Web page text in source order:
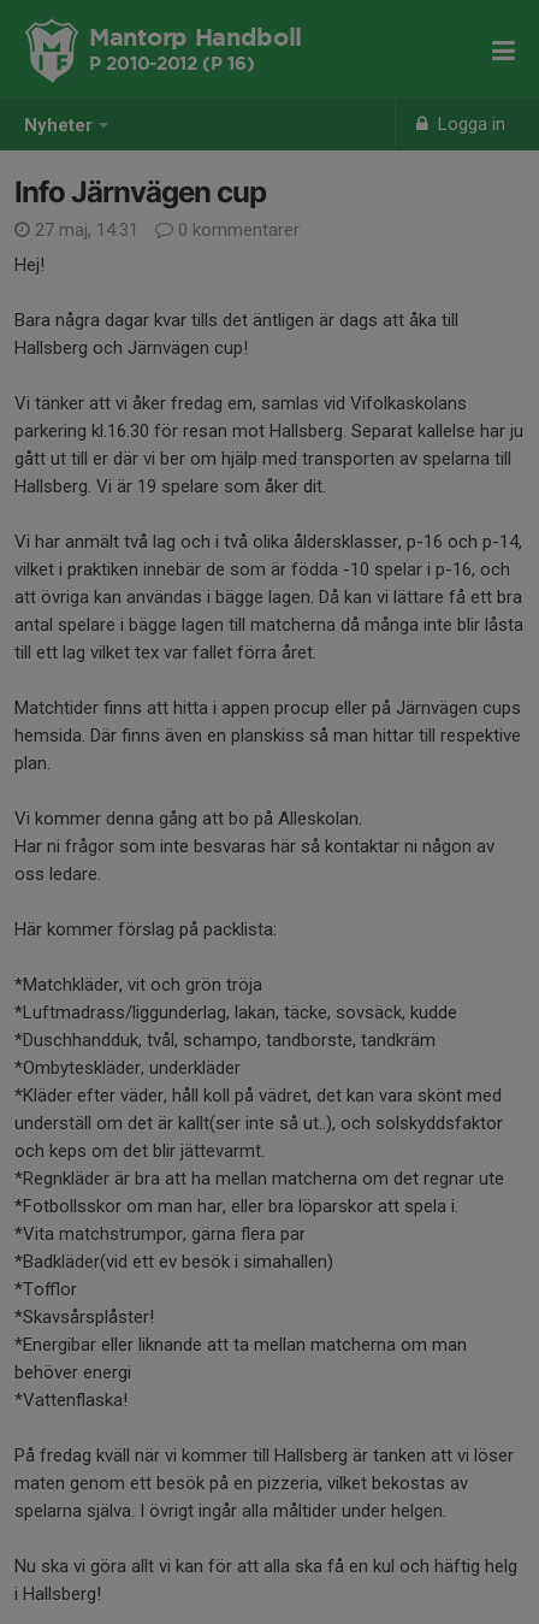
Nyheter Logga in
Mantorp Handboll
P 2010-2012 (P 16)
Info Järnvägen cup
27 maj, 14:31
0 kommentarer
Hej!
Bara några dagar kvar tills det äntligen är dags att åka till
Hallsberg och Järnvägen cup!
Vi tänker att vi åker fredag em, samlas vid Vifolkaskolans
parkering kl.16.30 för resan mot Hallsberg. Separat kallelse har ju
gått ut till er där vi ber om hjälp med transporten av spelarna till
Hallsberg. Vi är 19 spelare som åker dit.
Vi har anmält två lag och i två olika åldersklasser, p-16 och p-14,
vilket i praktiken innebär de som är födda -10 spelar i p-16, och
att övriga kan användas i bägge lagen. Då kan vi lättare få ett bra
antal spelare i bägge lagen till matcherna då många inte blir låsta
till ett lag vilket tex var fallet förra året.
Matchtider finns att hitta i appen procup eller på Järnvägen cups
hemsida. Där finns även en planskiss så man hittar till respektive
plan.
Vi kommer denna gång att bo på Alleskolan.
Har ni frågor som inte besvaras här så kontaktar ni någon av
oss ledare.
Här kommer förslag på packlista:
*Matchkläder, vit och grön tröja
*Luftmadrass/liggunderlag, lakan, täcke, sovsäck, kudde
*Duschhandduk, tvål, schampo, tandborste, tandkräm
*Ombyteskläder, underkläder
*Kläder efter väder, håll koll på vädret, det kan vara skönt med
underställ om det är kallt(ser inte så ut..), och solskyddsfaktor
och keps om det blir jättevarmt.
*Regnkläder är bra att ha mellan matcherna om det regnar ute
*Fotbollsskor om man har, eller bra löparskor att spela i.
*Vita matchstrumpor, gärna flera par
*Badkläder(vid ett ev besök i simahallen)
*Tofflor
*Skavsårsplåster!
*Energibar eller liknande att ta mellan matcherna om man
behöver energi
*Vattenflaska!
På fredag kväll när vi kommer till Hallsberg är tanken att vi löser
maten genom ett besök på en pizzeria, vilket bekostas av
spelarna själva. I övrigt ingår alla måltider under helgen.
Nu ska vi göra allt vi kan för att alla ska få en kul och häftig helg
i Hallsberg!